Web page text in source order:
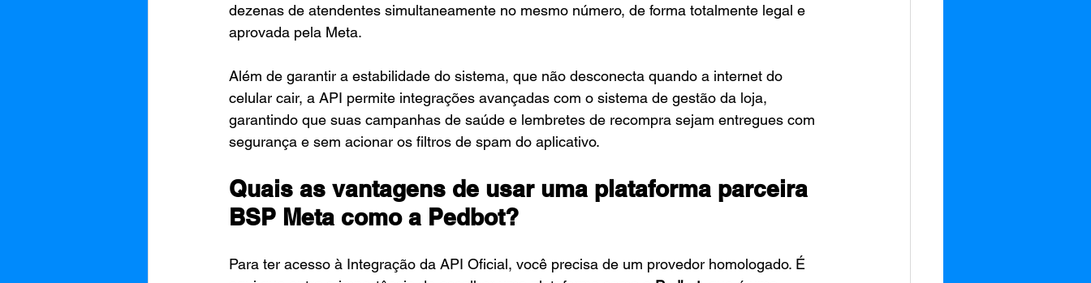
dezenas de atendentes simultaneamente no mesmo número, de forma totalmente legal e
aprovada pela Meta.
Além de garantir a estabilidade do sistema, que não desconecta quando a internet do
celular cair, a API permite integrações avançadas com o sistema de gestão da loja,
garantindo que suas campanhas de saúde e lembretes de recompra sejam entregues com
segurança e sem acionar os filtros de spam do aplicativo.
Quais as vantagens de usar uma plataforma parceira
BSP Meta como a Pedbot?
Para ter acesso à Integração da API Oficial, você precisa de um provedor homologado. É